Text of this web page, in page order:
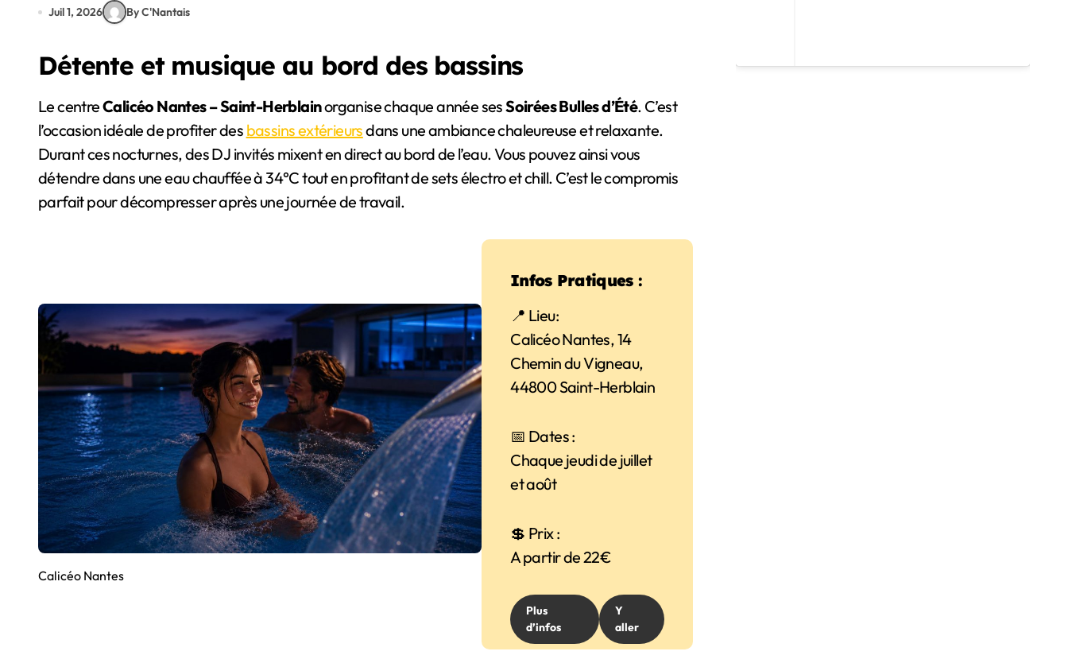
Juil 1, 2026 By C'Nantais
Détente et musique au bord des bassins
Le centreCalicéo Nantes – Saint-Herblainorganise chaque année sesSoirées Bulles d’Été. C’est
l’occasion idéale de profiter des bassins extérieursdans une ambiance chaleureuse et relaxante.
Durant ces nocturnes, des DJ invités mixent en direct au bord de l’eau. Vous pouvez ainsi vous
détendre dans une eau chauffée à 34°C tout en profitant de sets électro et chill. C’est le compromis
parfait pour décompresser après une journée de travail.
Calicéo Nantes
Infos Pratiques :
📍 Lieu:
Calicéo Nantes, 14
Chemin du Vigneau,
44800 Saint-Herblain
📅 Dates :
Chaque jeudi de juillet
et août
💲 Prix :
A partir de 22€
Plus
d’infos
Y
aller